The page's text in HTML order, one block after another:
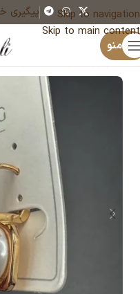
Skip to navigation
Skip to main content
پیگیری
منو
خانه زیورآلات و بدلیجات رنگ